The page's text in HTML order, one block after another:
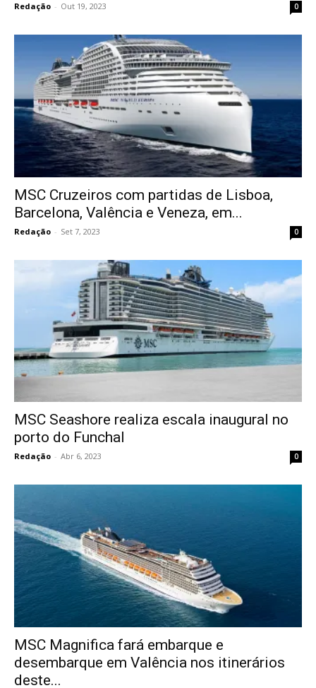
Redação - Out 19, 2023 0
MSC Cruzeiros com partidas de Lisboa,
Barcelona, Valência e Veneza, em...
Redação - Set 7, 2023 0
MSC Seashore realiza escala inaugural no
porto do Funchal
Redação - Abr 6, 2023 0
MSC Magnifica fará embarque e
desembarque em Valência nos itinerários
deste...